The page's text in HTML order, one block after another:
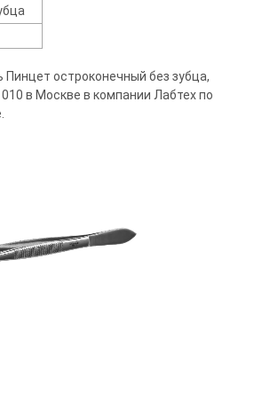
Пинцет остроконечный без зубца,
в Москве в компании Лабтех по